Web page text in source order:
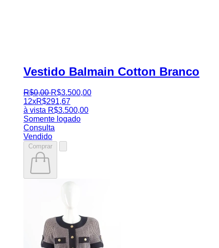
Vestido Balmain Cotton Branco
R$0,00 R$3.500,00
12xR$291,67
à vista R$3.500,00
Somente logado
Consulta
Vendido
Comprar